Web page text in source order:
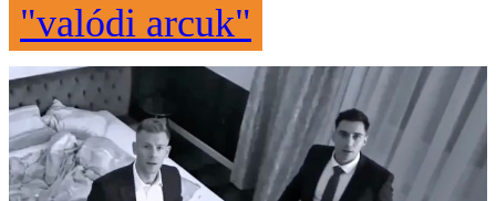
"valódi arcuk"